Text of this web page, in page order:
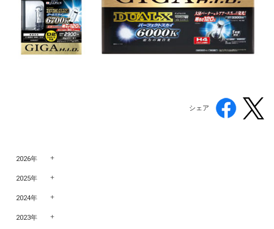
シェア
2026年
2025年
2024年
2023年